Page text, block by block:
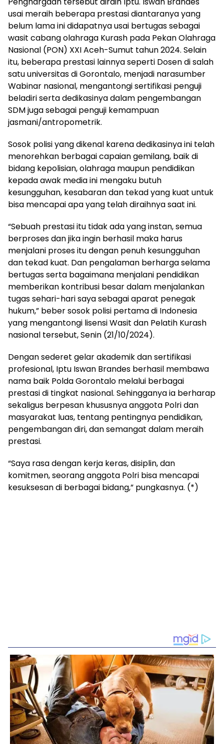
usai meraih beberapa prestasi diantaranya yang
belum lama ini didapatnya usai bertugas sebagai
wasit cabang olahraga Kurash pada Pekan Olahraga
Nasional (PON) XXI Aceh-Sumut tahun 2024. Selain
itu, beberapa prestasi lainnya seperti Dosen di salah
satu universitas di Gorontalo, menjadi narasumber
Wabinar nasional, mengantongi sertifikasi penguji
beladiri serta dedikasinya dalam pengembangan
SDM juga sebagai penguji kemampuan
jasmani/antropometrik.
Sosok polisi yang dikenal karena dedikasinya ini telah
menorehkan berbagai capaian gemilang, baik di
bidang kepolisian, olahraga maupun pendidikan
kepada awak media ini mengaku butuh
kesungguhan, kesabaran dan tekad yang kuat untuk
bisa mencapai apa yang telah diraihnya saat ini.
“Sebuah prestasi itu tidak ada yang instan, semua
berproses dan jika ingin berhasil maka harus
menjalani proses itu dengan penuh kesungguhan
dan tekad kuat. Dan pengalaman berharga selama
bertugas serta bagaimana menjalani pendidikan
memberikan kontribusi besar dalam menjalankan
tugas sehari-hari saya sebagai aparat penegak
hukum,” beber sosok polisi pertama di Indonesia
yang mengantongi lisensi Wasit dan Pelatih Kurash
nasional tersebut, Senin (21/10/2024).
Dengan sederet gelar akademik dan sertifikasi
profesional, Iptu Iswan Brandes berhasil membawa
nama baik Polda Gorontalo melalui berbagai
prestasi di tingkat nasional. Sehingganya ia berharap
sekaligus berpesan khususnya anggota Polri dan
masyarakat luas, tentang pentingnya pendidikan,
pengembangan diri, dan semangat dalam meraih
prestasi.
“Saya rasa dengan kerja keras, disiplin, dan
komitmen, seorang anggota Polri bisa mencapai
kesuksesan di berbagai bidang,” pungkasnya. (*)